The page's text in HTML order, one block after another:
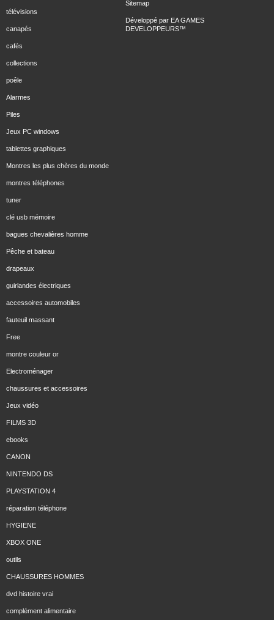
télévisions
canapés
cafés
collections
poêle
Alarmes
Piles
Jeux PC windows
tablettes graphiques
Montres les plus chères du monde
montres téléphones
tuner
clé usb mémoire
bagues chevalières homme
Pêche et bateau
drapeaux
guirlandes électriques
accessoires automobiles
fauteuil massant
Free
montre couleur or
Electroménager
chaussures et accessoires
Jeux vidéo
FILMS 3D
ebooks
CANON
NINTENDO DS
PLAYSTATION 4
réparation téléphone
HYGIENE
XBOX ONE
outils
CHAUSSURES HOMMES
dvd histoire vrai
complément alimentaire
Sitemap
Développé par EA GAMES
DEVELOPPEURS™